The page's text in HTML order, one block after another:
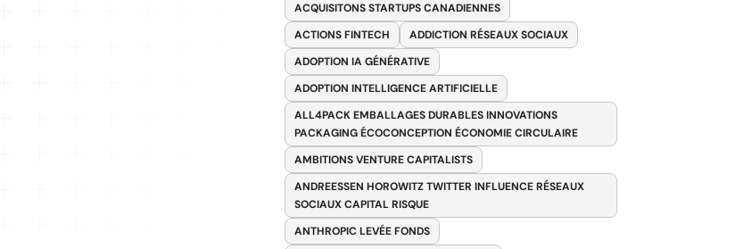
ACQUISITONS STARTUPS CANADIENNES
ACTIONS FINTECH
ADDICTION RÉSEAUX SOCIAUX
ADOPTION IA GÉNÉRATIVE
ADOPTION INTELLIGENCE ARTIFICIELLE
ALL4PACK EMBALLAGES DURABLES INNOVATIONS
PACKAGING ÉCOCONCEPTION ÉCONOMIE CIRCULAIRE
AMBITIONS VENTURE CAPITALISTS
ANDREESSEN HOROWITZ TWITTER INFLUENCE RÉSEAUX
SOCIAUX CAPITAL RISQUE
ANTHROPIC LEVÉE FONDS